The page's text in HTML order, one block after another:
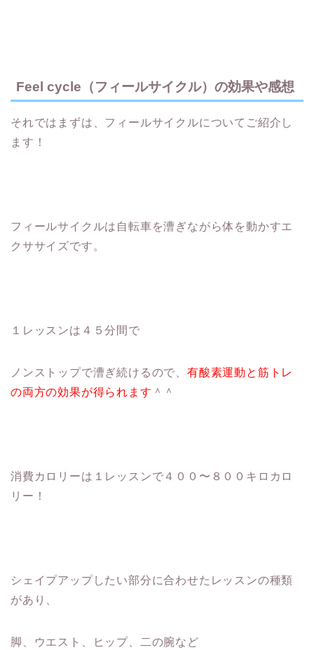
Feel cycle（フィールサイクル）の効果や感想
それではまずは、フィールサイクルについてご紹介し
ます！
フィールサイクルは自転車を漕ぎながら体を動かすエ
クササイズです。
１レッスンは４５分間で
ノンストップで漕ぎ続けるので、有酸素運動と筋トレ
の両方の効果が得られます ＾＾
消費カロリーは１レッスンで４００〜８００キロカロ
リー！
シェイプアップしたい部分に合わせたレッスンの種類
があり、
脚、ウエスト、ヒップ、二の腕など